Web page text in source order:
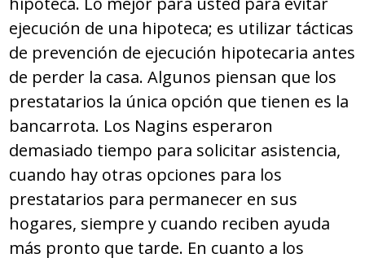
ejecución de una hipoteca; es utilizar tácticas
de prevención de ejecución hipotecaria antes
de perder la casa. Algunos piensan que los
prestatarios la única opción que tienen es la
bancarrota. Los Nagins esperaron
demasiado tiempo para solicitar asistencia,
cuando hay otras opciones para los
prestatarios para permanecer en sus
hogares, siempre y cuando reciben ayuda
más pronto que tarde. En cuanto a los